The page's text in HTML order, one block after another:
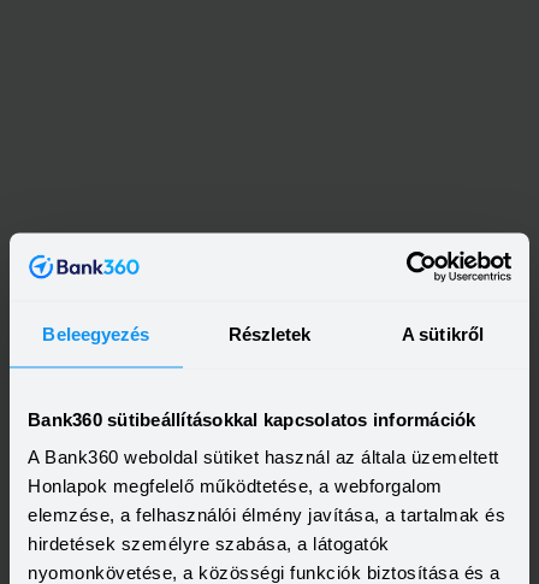
Beleegyezés Részletek A sütikről
Bank360 sütibeállításokkal kapcsolatos információk
A Bank360 weboldal sütiket használ az általa üzemeltett
Honlapok megfelelő működtetése, a webforgalom
elemzése, a felhasználói élmény javítása, a tartalmak és
hirdetések személyre szabása, a látogatók
nyomonkövetése, a közösségi funkciók biztosítása és a
Kapcsolódó címkék
CETELEM ONEY